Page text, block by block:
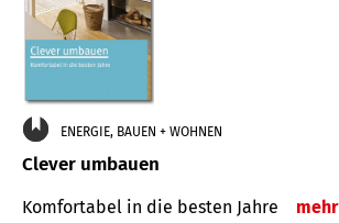
ENERGIE, BAUEN + WOHNEN
Clever umbauen
Komfortabel in die besten Jahre mehr